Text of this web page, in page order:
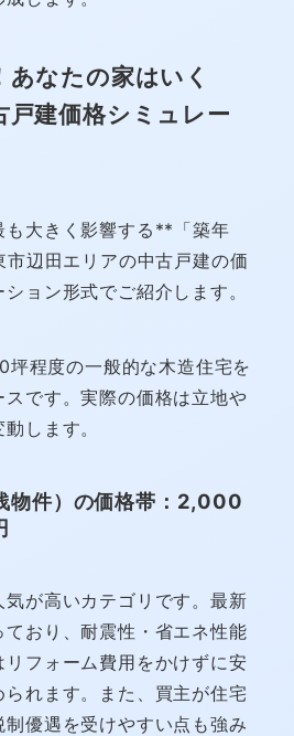
あなたの家はいく
戸建価格シミュレー
も大きく影響する**「築年
辺田エリアの中古戸建の価
ョン形式でご紹介します。
程度の一般的な木造住宅を
です。実際の価格は立地や
します。
物件）の価格帯：2,000
が高いカテゴリです。最新
おり、耐震性・省エネ性能
リフォーム費用をかけずに安
れます。また、買主が住宅
制優遇を受けやすい点も強み